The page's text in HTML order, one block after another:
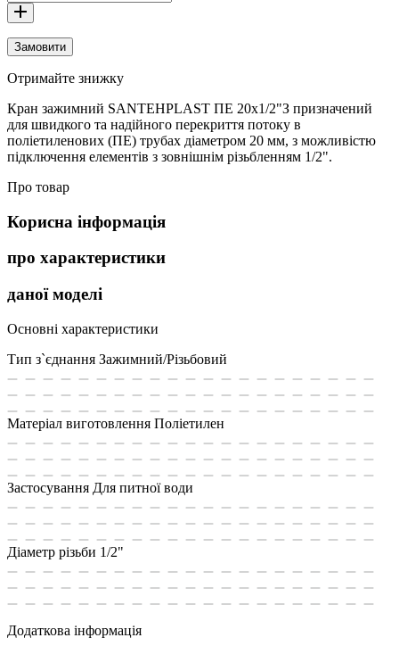
Замовити
Отримайте знижку
Кран зажимний SANTEHPLAST ПЕ 20х1/2"З призначений
для швидкого та надійного перекриття потоку в
поліетиленових (ПЕ) трубах діаметром 20 мм, з можливістю
підключення елементів з зовнішнім різьбленням 1/2".
Про товар
Корисна інформація
про характеристики
даної моделі
Основні характеристики
Тип з`єднання Зажимний/Різьбовий
Матеріал виготовлення Поліетилен
Застосування Для питної води
Діаметр різьби 1/2"
Додаткова інформація